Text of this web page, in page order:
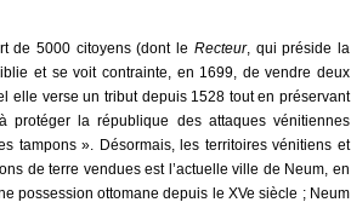
de 5000 citoyens (dont le Recteur, qui préside la
et se voit contrainte, en 1699, de vendre deux
elle verse un tribut depuis 1528 tout en préservant
protéger la république des attaques vénitiennes
tampons ». Désormais, les territoires vénitiens et
de terre vendues est l’actuelle ville de Neum, en
possession ottomane depuis le XVe siècle ; Neum